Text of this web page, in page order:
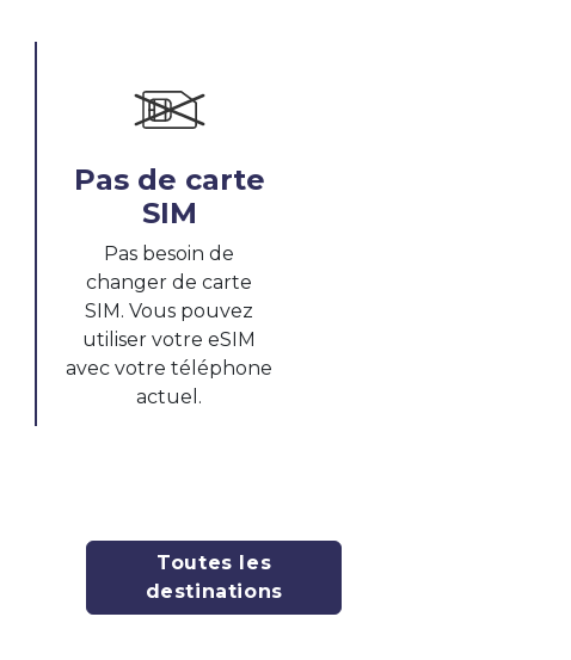
Pas de carte
SIM
Pas besoin de
changer de carte
SIM. Vous pouvez
utiliser votre eSIM
avec votre téléphone
actuel.
Toutes les
destinations